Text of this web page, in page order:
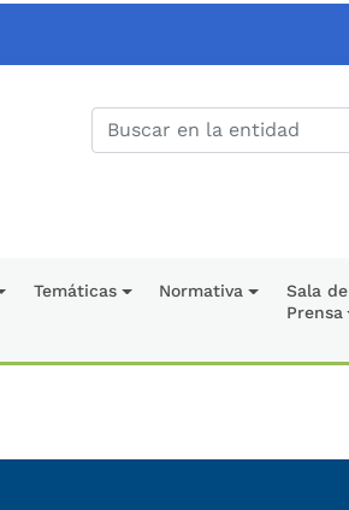
Temáticas Normativa
Sala de
Prensa